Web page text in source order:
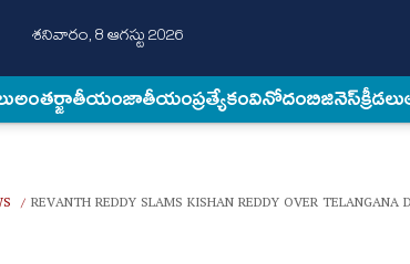
శనివారం, 8 ఆగస్టు 2026
అంత‌ర్జాతీయంజాతీయంప్రత్యేకంవినోదంబిజినెస్క్రీడలు
/ REVANTH REDDY SLAMS KISHAN REDDY OVER TELANGANA